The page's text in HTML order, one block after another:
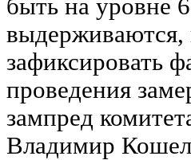
быть на уровне
зафиксировать
проведения
зампред
Владимир